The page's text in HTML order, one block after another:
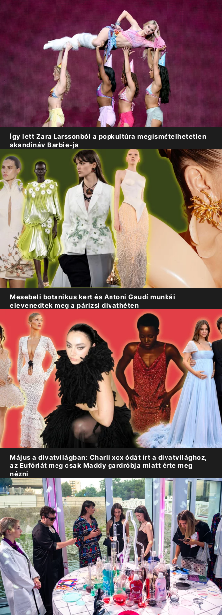
Így lett Zara Larssonból a popkultúra megismételhetetlen
skandináv Barbie-ja
Mesebeli botanikus kert és Antoni Gaudí munkái
elevenedtek meg a párizsi divathéten
Május a divatvilágban: Charli xcx ódát írt a divatvilághoz,
az Eufóriát meg csak Maddy gardróbja miatt érte meg
nézni